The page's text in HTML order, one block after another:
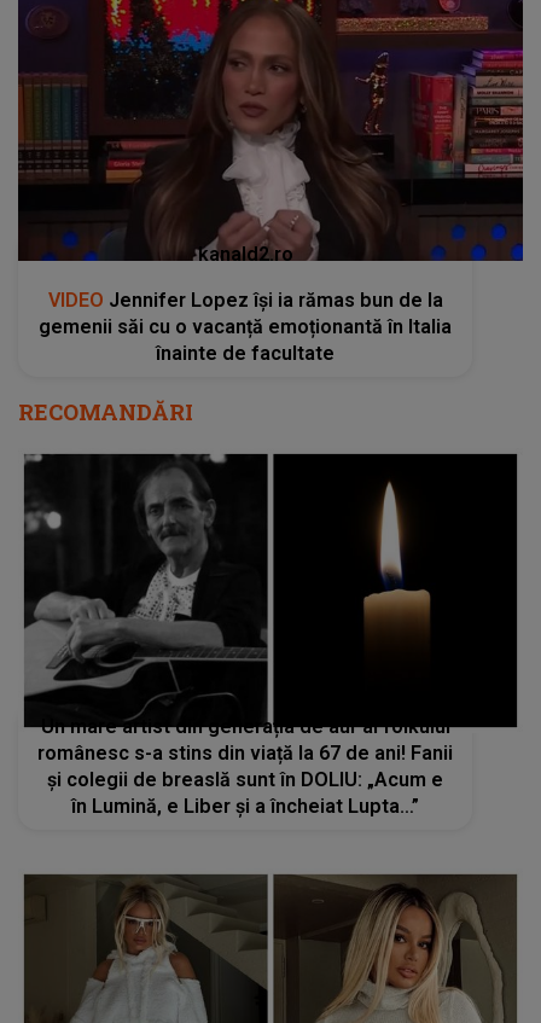
kanald2.ro
VIDEO Jennifer Lopez își ia rămas bun de la
gemenii săi cu o vacanță emoționantă în Italia
înainte de facultate
RECOMANDĂRI
Un mare artist din generația de aur al folkului
românesc s-a stins din viață la 67 de ani! Fanii
și colegii de breaslă sunt în DOLIU: „Acum e
în Lumină, e Liber și a încheiat Lupta…”